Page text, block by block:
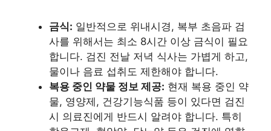
금식: 일반적으로 위내시경, 복부 초음파 검
사를 위해서는 최소 8시간 이상 금식이 필요
합니다. 검진 전날 저녁 식사는 가볍게 하고,
물이나 음료 섭취도 제한해야 합니다.
복용 중인 약물 정보 제공: 현재 복용 중인 약
물, 영양제, 건강기능식품 등이 있다면 검진
시 의료진에게 반드시 알려야 합니다. 특히